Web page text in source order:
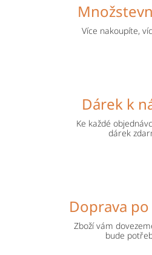
Více nakoupíte,
Dárek k
Ke každé
dárek
Doprava po
Zboží vám
bude